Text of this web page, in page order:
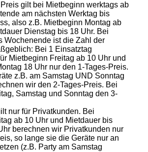
gilt bei Mietbeginn werktags ab
am nächsten Werktag bis
also z.B. Mietbeginn Montag ab
Dienstag bis 18 Uhr. Bei
Wochenende ist die Zahl der
Bei 1 Einsatztag
Mietbeginn Freitag ab 10 Uhr und
18 Uhr nur den 1-Tages-Preis.
z.B. am Samstag UND Sonntag
wir den 2-Tages-Preis. Bei
Samstag und Sonntag den 3-
nur für Privatkunden. Bei
ab 10 Uhr und Mietdauer bis
berechnen wir Privatkunden nur
so lange sie die Geräte nur an
(z.B. Party am Samstag